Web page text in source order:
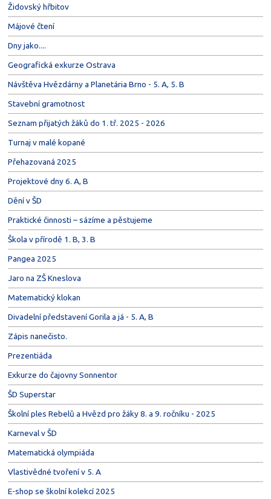
Židovský hřbitov
Májové čtení
Dny jako....
Geografická exkurze Ostrava
Návštěva Hvězdárny a Planetária Brno - 5. A, 5. B
Stavební gramotnost
Seznam přijatých žáků do 1. tř. 2025 - 2026
Turnaj v malé kopané
Přehazovaná 2025
Projektové dny 6. A, B
Dění v ŠD
Praktické činnosti – sázíme a pěstujeme
Škola v přírodě 1. B, 3. B
Pangea 2025
Jaro na ZŠ Kneslova
Matematický klokan
Divadelní představení Gorila a já - 5. A, B
Zápis nanečisto.
Prezentiáda
Exkurze do čajovny Sonnentor
ŠD Superstar
Školní ples Rebelů a Hvězd pro žáky 8. a 9. ročníku - 2025
Karneval v ŠD
Matematická olympiáda
Vlastivědné tvoření v 5. A
E-shop se školní kolekcí 2025